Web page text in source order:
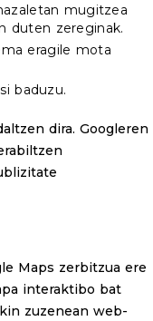
mugitzea
duten zereginak.
eragile mota
baduzu.
dira. Googleren
Maps zerbitzua ere
interaktibo bat
zuzenean web-